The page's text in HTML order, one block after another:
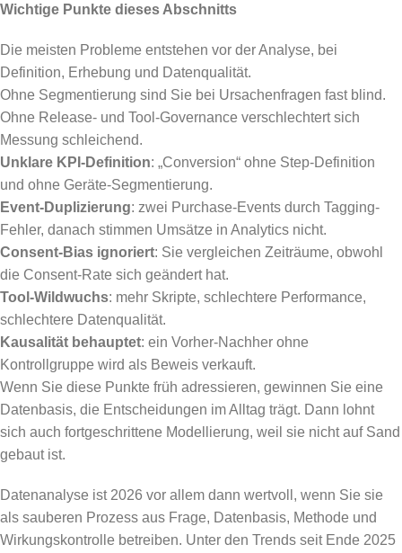
Wichtige Punkte dieses Abschnitts
Die meisten Probleme entstehen vor der Analyse, bei
Definition, Erhebung und Datenqualität.
Ohne Segmentierung sind Sie bei Ursachenfragen fast blind.
Ohne Release- und Tool-Governance verschlechtert sich
Messung schleichend.
Unklare KPI-Definition: „Conversion“ ohne Step-Definition
und ohne Geräte-Segmentierung.
Event-Duplizierung: zwei Purchase-Events durch Tagging-
Fehler, danach stimmen Umsätze in Analytics nicht.
Consent-Bias ignoriert: Sie vergleichen Zeiträume, obwohl
die Consent-Rate sich geändert hat.
Tool-Wildwuchs: mehr Skripte, schlechtere Performance,
schlechtere Datenqualität.
Kausalität behauptet: ein Vorher-Nachher ohne
Kontrollgruppe wird als Beweis verkauft.
Wenn Sie diese Punkte früh adressieren, gewinnen Sie eine
Datenbasis, die Entscheidungen im Alltag trägt. Dann lohnt
sich auch fortgeschrittene Modellierung, weil sie nicht auf Sand
gebaut ist.
Datenanalyse ist 2026 vor allem dann wertvoll, wenn Sie sie
als sauberen Prozess aus Frage, Datenbasis, Methode und
Wirkungskontrolle betreiben. Unter den Trends seit Ende 2025